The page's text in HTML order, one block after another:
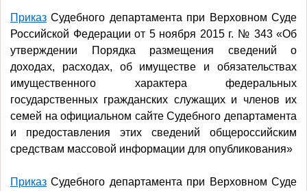
Приказ Судебного департамента при Верховном Суде
Российской Федерации от 5 ноября 2015 г. № 343 «Об
утверждении Порядка размещения сведений о
доходах, расходах, об имуществе и обязательствах
имущественного характера федеральных
государственных гражданских служащих и членов их
семей на официальном сайте Судебного департамента
и предоставления этих сведений общероссийским
средствам массовой информации для опубликования»
Приказ Судебного департамента при Верховном Суде